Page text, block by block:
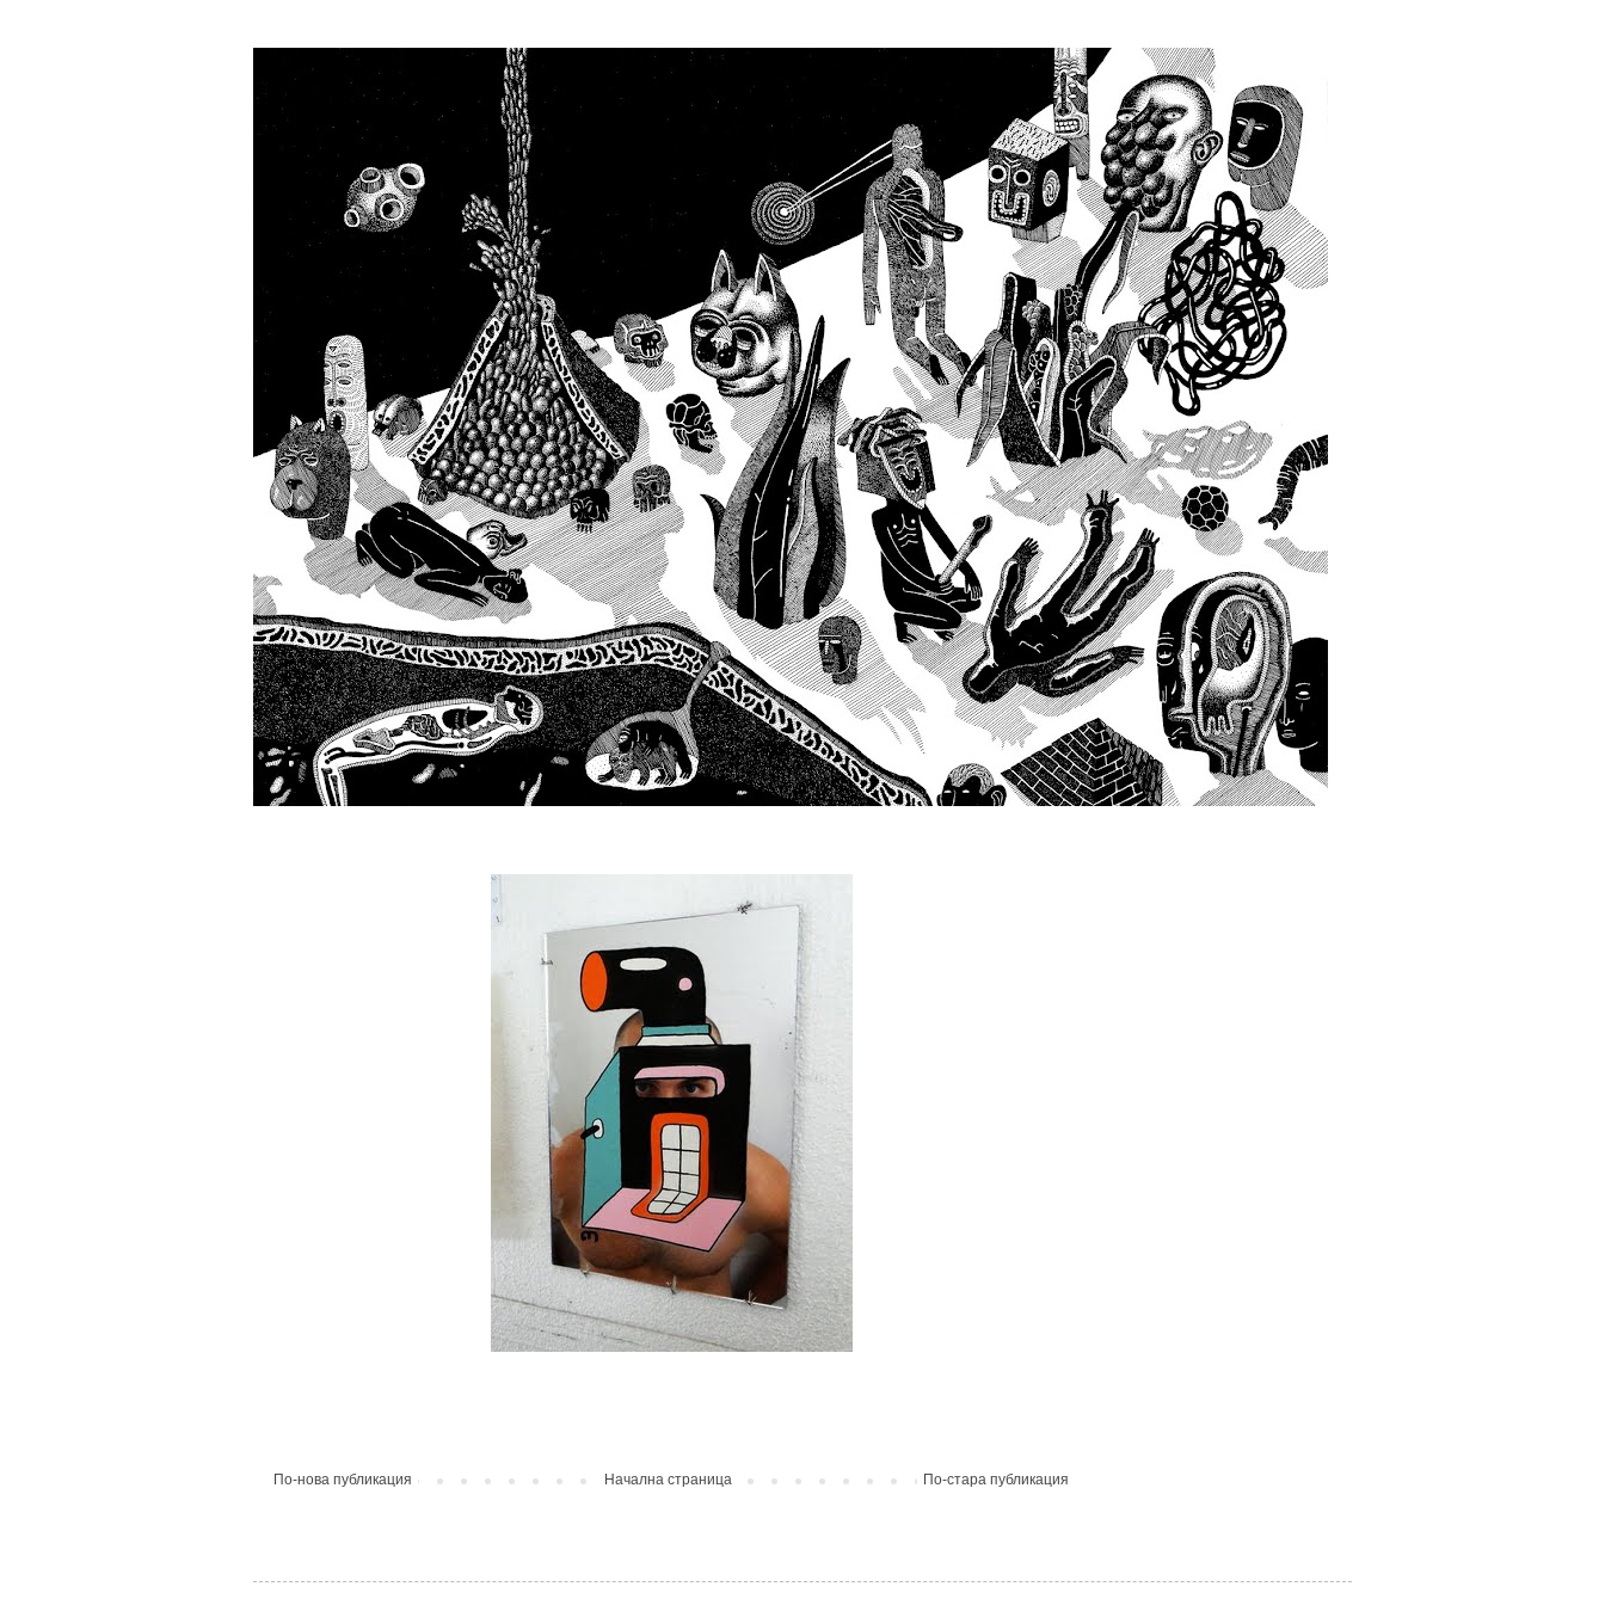
По-нова публикация По-стара публикация
Начална страница